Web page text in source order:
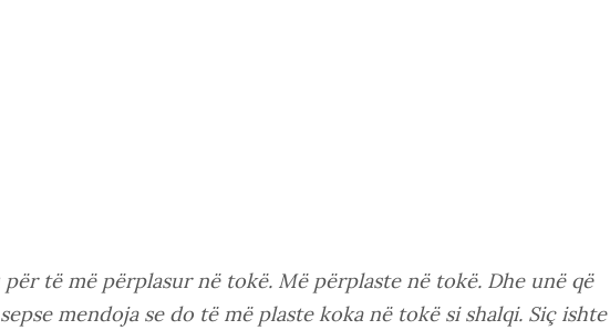
të më përplasur në tokë. Më përplaste në tokë. Dhe unë që
mendoja se do të më plaste koka në tokë si shalqi. Siç ishte